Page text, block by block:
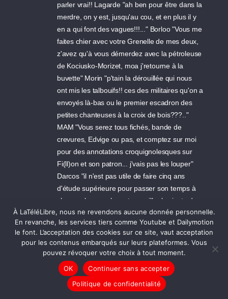
parler vrai!! Lagarde "ah ben pour être dans la
merdre, on y est, jusqu'au cou, et en plus il y
en a qui font des vagues!!!..." Borloo "Vous me
faites chier avec votre Grenelle de mes deux,
z'avez qu'à vous démerdez avec la pétroleuse
de Kociusko-Morizet, moa j'retourne à la
buvette" Morin "p'tain la dérouillée qui nous
ont mis les talbouifs!! ces des militaires qu'on a
envoyés là-bas ou le premier escadron des
petites chanteuses à la croix de bois???.."
MAM "Vous serez tous fichés, bande de
crevures, Edvige ou pas, et comptez sur moi
pour des annotations croquignolesques sur
Fi(ll)on et son patron... j'vais pas les louper"
Darcos "il n'est pas utile de faire cinq ans
d'étude supérieure pour passer son temps à
changer les couches et surveiller la sieste des
enfants".
21/09/2008 23:03 - mobensim
Oui, Cazo..le griot africain parle et il sait faire
la différence entre les contes,les légendes et
le parler vrai.... Oui Brumel , une certaine "
gauche" m'a fait rêvé...il ya déjà bien
À LaTéléLibre, nous ne revendons aucune donnée personnelle.
En revanche, les services tiers comme Youtube et Dailymotion
le font. L’acceptation des cookies sur ce site, vaut acceptation
pour les contenus embarqués sur leurs plateformes. Vous
pouvez révoquer votre choix à tout moment.
OK
Continuer sans accepter
Politique de confidentialité